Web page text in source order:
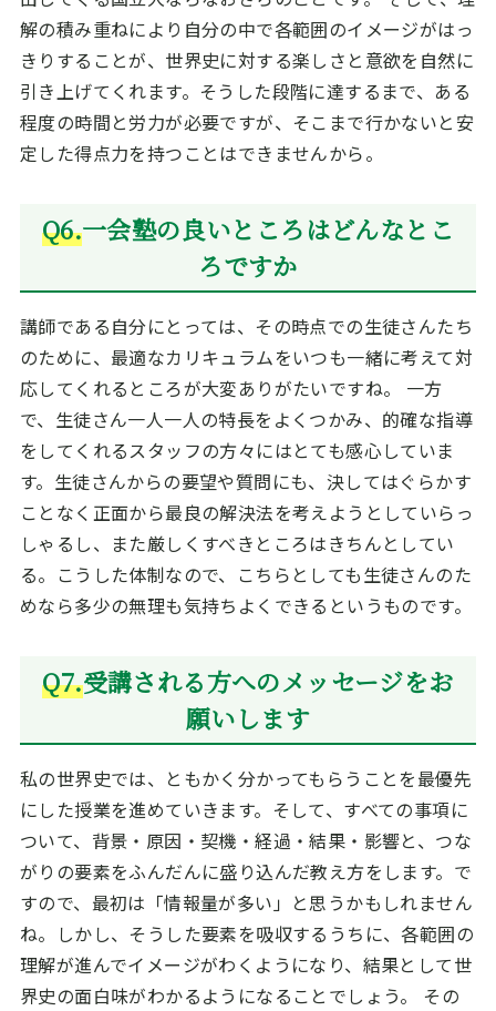
解の積み重ねにより自分の中で各範囲のイメージがはっ
きりすることが、世界史に対する楽しさと意欲を自然に
引き上げてくれます。そうした段階に達するまで、ある
程度の時間と労力が必要ですが、そこまで行かないと安
定した得点力を持つことはできませんから。
Q6.一会塾の良いところはどんなとこ
ろですか
講師である自分にとっては、その時点での生徒さんたち
のために、最適なカリキュラムをいつも一緒に考えて対
応してくれるところが大変ありがたいですね。 一方
で、生徒さん一人一人の特長をよくつかみ、的確な指導
をしてくれるスタッフの方々にはとても感心していま
す。生徒さんからの要望や質問にも、決してはぐらかす
ことなく正面から最良の解決法を考えようとしていらっ
しゃるし、また厳しくすべきところはきちんとしてい
る。こうした体制なので、こちらとしても生徒さんのた
めなら多少の無理も気持ちよくできるというものです。
Q7.受講される方へのメッセージをお
願いします
私の世界史では、ともかく分かってもらうことを最優先
にした授業を進めていきます。そして、すべての事項に
ついて、背景・原因・契機・経過・結果・影響と、つな
がりの要素をふんだんに盛り込んだ教え方をします。で
すので、最初は「情報量が多い」と思うかもしれません
ね。しかし、そうした要素を吸収するうちに、各範囲の
理解が進んでイメージがわくようになり、結果として世
界史の面白味がわかるようになることでしょう。 その